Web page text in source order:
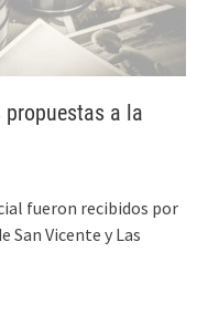
propuestas a la
fueron recibidos por
San Vicente y Las